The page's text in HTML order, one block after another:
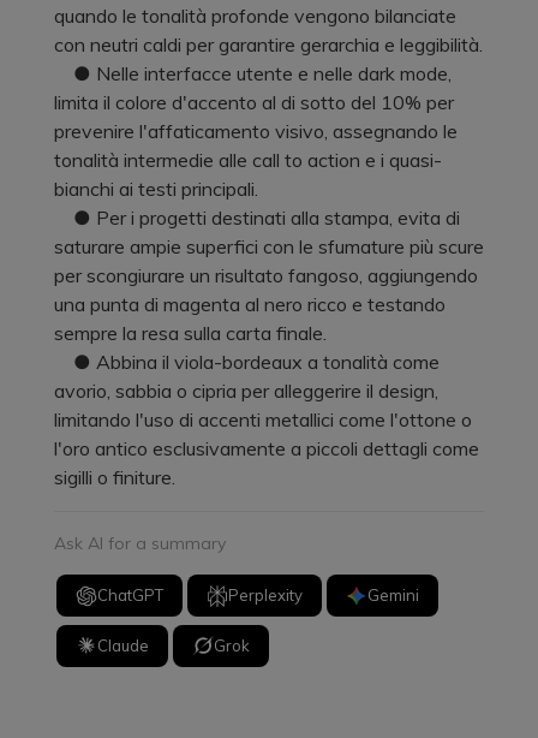
quando le tonalità profonde vengono bilanciate
con neutri caldi per garantire gerarchia e leggibilità.
● Nelle interfacce utente e nelle dark mode,
limita il colore d'accento al di sotto del 10% per
prevenire l'affaticamento visivo, assegnando le
tonalità intermedie alle call to action e i quasi-
bianchi ai testi principali.
● Per i progetti destinati alla stampa, evita di
saturare ampie superfici con le sfumature più scure
per scongiurare un risultato fangoso, aggiungendo
una punta di magenta al nero ricco e testando
sempre la resa sulla carta finale.
● Abbina il viola-bordeaux a tonalità come
avorio, sabbia o cipria per alleggerire il design,
limitando l'uso di accenti metallici come l'ottone o
l'oro antico esclusivamente a piccoli dettagli come
sigilli o finiture.
Ask AI for a summary
ChatGPT Perplexity Gemini
Claude Grok